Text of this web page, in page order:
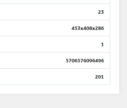
23
453x408x286
1
5706576096496
201